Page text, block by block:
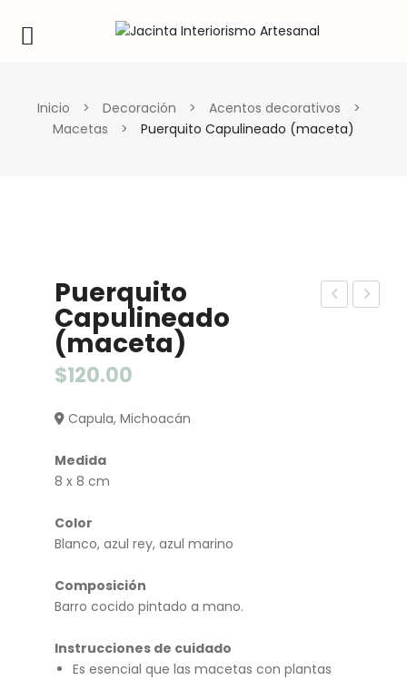
Inicio > Decoración > Acentos decorativos
>
Macetas
> Puerquito Capulineado (maceta)
Puerquito
Capulineado
(maceta)
$120.00
Capula, Michoacán
Medida
8 x 8 cm
Color
Blanco, azul rey, azul marino
Composición
Barro cocido pintado a mano.
Instrucciones de cuidado
Es esencial que las macetas con plantas